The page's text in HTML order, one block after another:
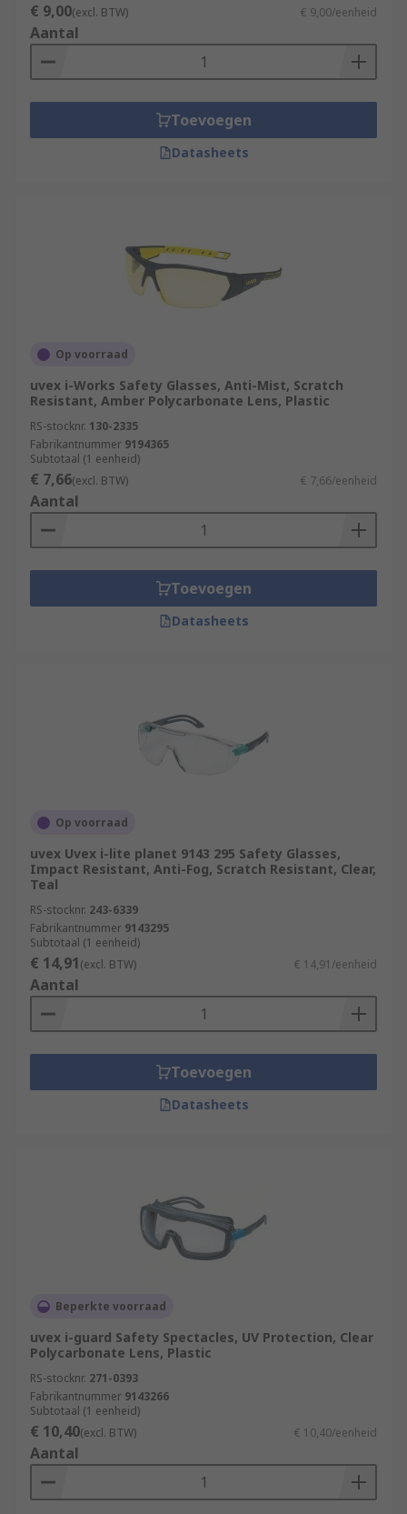
€ 9,00(excl. BTW) € 9,00/eenheid
Aantal
Toevoegen
Datasheets
Op voorraad
uvex i-Works Safety Glasses, Anti-Mist, Scratch
Resistant, Amber Polycarbonate Lens, Plastic
RS-stocknr. 130-2335
Fabrikantnummer 9194365
Subtotaal (1 eenheid)
€ 7,66(excl. BTW) € 7,66/eenheid
Aantal
Toevoegen
Datasheets
Op voorraad
uvex Uvex i-lite planet 9143 295 Safety Glasses,
Impact Resistant, Anti-Fog, Scratch Resistant, Clear,
Teal
RS-stocknr. 243-6339
Fabrikantnummer 9143295
Subtotaal (1 eenheid)
€ 14,91(excl. BTW) € 14,91/eenheid
Aantal
Toevoegen
Datasheets
Beperkte voorraad
uvex i-guard Safety Spectacles, UV Protection, Clear
Polycarbonate Lens, Plastic
RS-stocknr. 271-0393
Fabrikantnummer 9143266
Subtotaal (1 eenheid)
€ 10,40(excl. BTW) € 10,40/eenheid
Aantal